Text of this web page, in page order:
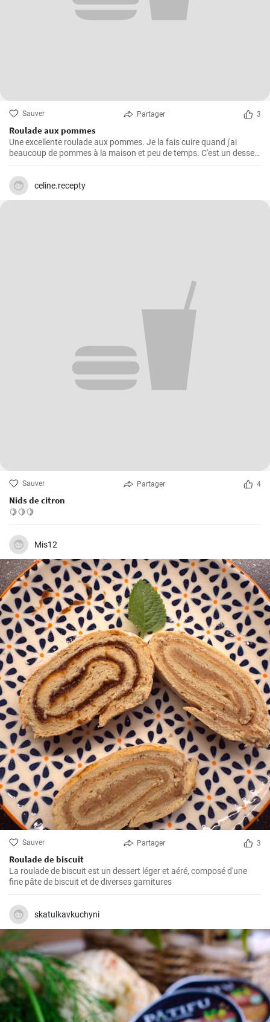
Sauver Partager 3
Roulade aux pommes
Une excellente roulade aux pommes. Je la fais cuire quand j'ai
beaucoup de pommes à la maison et peu de temps. C'est un dessert
rapide et facile qui plait toujours.
celine.recepty
Sauver Partager 4
Nids de citron
🍋🍋🍋
Mis12
Sauver Partager 3
Roulade de biscuit
La roulade de biscuit est un dessert léger et aéré, composé d'une
fine pâte de biscuit et de diverses garnitures
skatulkavkuchyni